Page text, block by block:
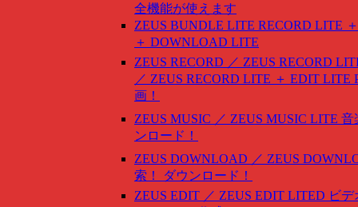
全機能が使えます
ZEUS BUNDLE LITE RECORD LITE
＋ DOWNLOAD LITE
ZEUS RECORD ／ ZEUS RECORD
／ ZEUS RECORD LITE ＋ EDIT LITE
画！
ZEUS MUSIC ／ ZEUS MUSIC LITE 音
ンロード！
ZEUS DOWNLOAD ／ ZEUS
索！ ダウンロード！
ZEUS EDIT ／ ZEUS EDIT LITED ビ